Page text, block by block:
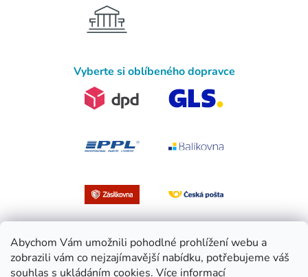
Abychom Vám umožnili pohodlné prohlížení webu a
zobrazili vám co nejzajímavější nabídku, potřebujeme váš
souhlas s ukládáním cookies. Více informací
Vyberte si oblíbeného dopravce